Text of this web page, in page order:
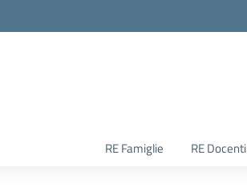
RE Famiglie RE Docenti